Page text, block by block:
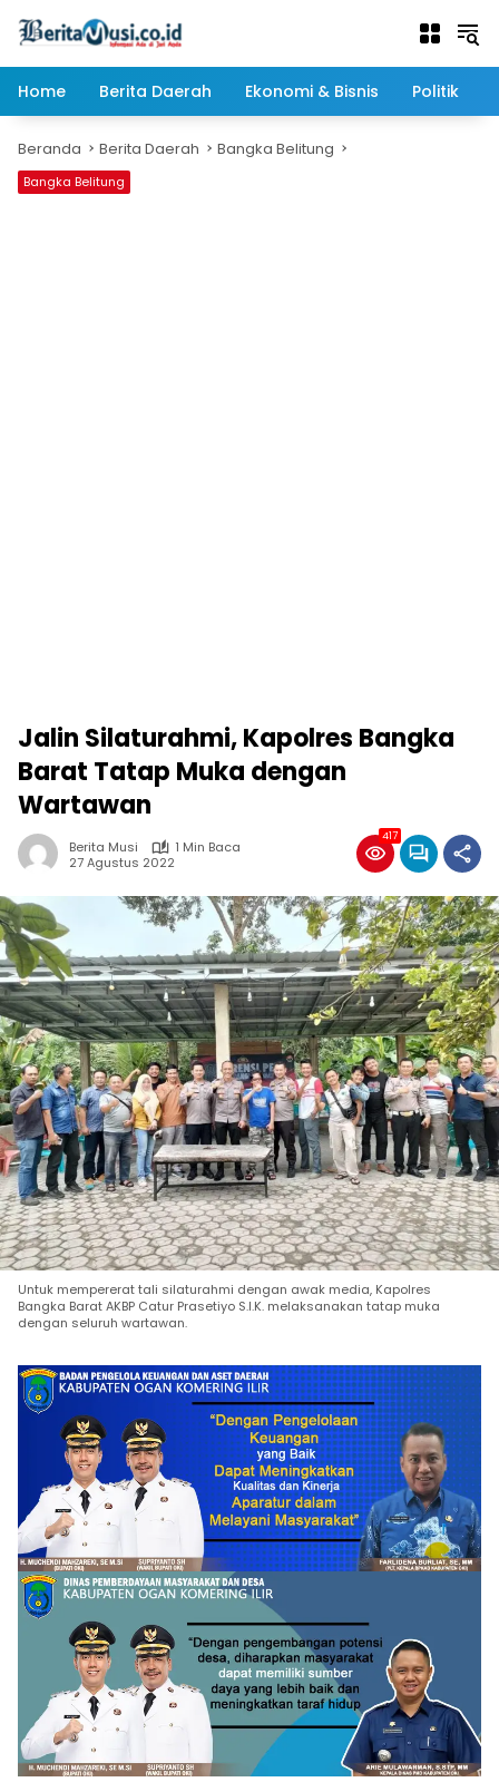
Home
Berita Daerah Ekonomi & Bisnis Politik
Beranda Berita Daerah Bangka Belitung
Bangka Belitung
Jalin Silaturahmi, Kapolres Bangka
Barat Tatap Muka dengan
Wartawan
Berita Musi
1 Min Baca
27 Agustus 2022
417
Untuk mempererat tali silaturahmi dengan awak media, Kapolres
Bangka Barat AKBP Catur Prasetiyo S.I.K. melaksanakan tatap muka
dengan seluruh wartawan.